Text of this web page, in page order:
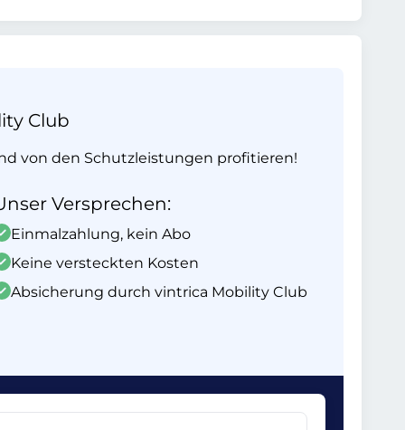
Club
von den Schutzleistungen profitieren!
Versprechen:
Einmalzahlung, kein Abo
Keine versteckten Kosten
Absicherung durch vintrica Mobility Club